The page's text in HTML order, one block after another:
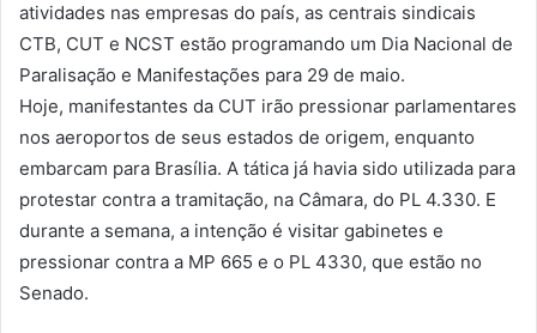
atividades nas empresas do país, as centrais sindicais
CTB, CUT e NCST estão programando um Dia Nacional de
Paralisação e Manifestações para 29 de maio.
Hoje, manifestantes da CUT irão pressionar parlamentares
nos aeroportos de seus estados de origem, enquanto
embarcam para Brasília. A tática já havia sido utilizada para
protestar contra a tramitação, na Câmara, do PL 4.330. E
durante a semana, a intenção é visitar gabinetes e
pressionar contra a MP 665 e o PL 4330, que estão no
Senado.